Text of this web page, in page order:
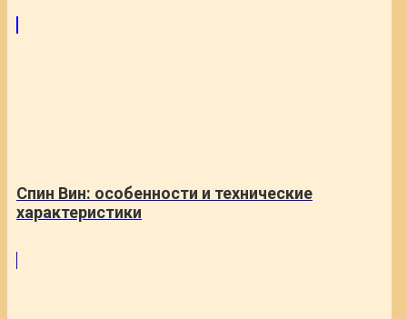
Спин Вин: особенности и технические
характеристики